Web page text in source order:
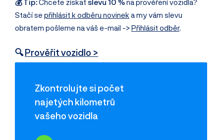
💰 Tip:Chcete získat slevu 10 %na prověření vozidla?
Stačí se přihlásit k odběru novinek a my vám slevu
obratem pošleme na váš e-mail -> Přihlásit odběr.
🔍Prověřit vozidlo >
Zkontrolujte si počet
najetých kilometrů
vašeho vozidla